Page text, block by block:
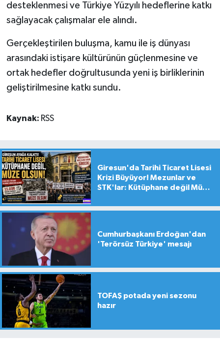
desteklenmesi ve Türkiye Yüzyılı hedeflerine katkı
sağlayacak çalışmalar ele alındı.
Gerçekleştirilen buluşma, kamu ile iş dünyası
arasındaki istişare kültürünün güçlenmesine ve
ortak hedefler doğrultusunda yeni iş birliklerinin
geliştirilmesine katkı sundu.
Kaynak: RSS
Giresun'da Tarihi Ticaret Lisesi
Krizi Büyüyor! Mezunlar ve
STK'lar: Kütüphane değil Müze
Cumhurbaşkanı Erdoğan'dan
'Terörsüz Türkiye' mesajı
TOFAŞ potada yeni sezonu
hazır